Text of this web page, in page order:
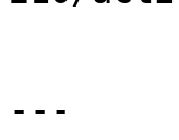
---